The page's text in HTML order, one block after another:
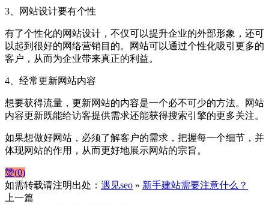
3、网站设计要有个性
有了个性化的网站设计，不仅可以提升企业的外部形象，还可
以起到很好的网络营销目的。网站可以通过个性化吸引更多的
客户，从而为企业带来真正的利益。
4、经常更新网站内容
想要获得流量，更新网站的内容是一个必不可少的方法。网站
内容更新既能给访客提供需求还能获得搜索引擎的更多关注。
如果想做好网站，必须了解客户的需求，把握每一个细节，并
体现网站的作用，从而更好地展示网站的宗旨。
赞(0)
如需转载请注明出处： 遇见seo » 新手建站需要注意什么？
上一篇